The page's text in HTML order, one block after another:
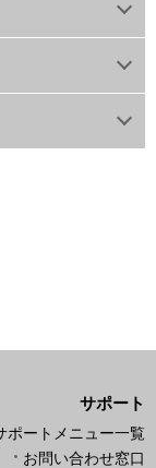
サポート
ポートメニュー一覧
お問い合わせ窓口